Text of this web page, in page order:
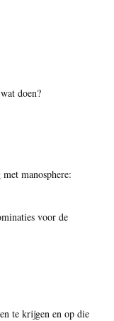
doen?
manosphere:
voor de
te krijgen en op die